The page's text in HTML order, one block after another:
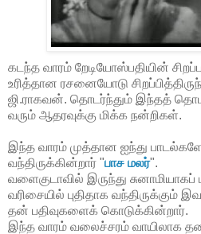
கடந்த வாரம் றேடியோஸ்பதியின்
உரித்தான ரசனையோடு
ஜி.ராகவன். தொடர்ந்தும் இந்தத்
வரும் ஆதரவுக்கு மிக்க நன்றிகள்.
இந்த வாரம் முத்தான ஐந்து
வந்திருக்கின்றார் "பாச மலர்".
வளைகுடாவில் இருந்து
வரிசையில் புதிதாக வந்திருக்கும்
தன் பதிவுகளைக் கொடுக்கின்றார்.
இந்த வாரம் வலைச்சரம் வாயிலாக